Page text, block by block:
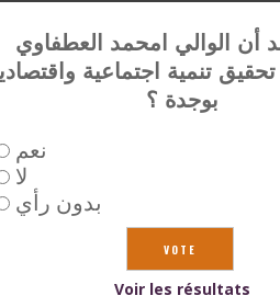
أن الوالي امحمد العطفاوي
تنمية اجتماعية
بوجدة ؟
نعم
لا
بدون رأي
Voir les résultats